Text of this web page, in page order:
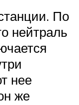
По
нейтраль
нее
же